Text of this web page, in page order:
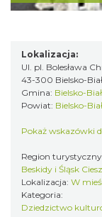
Lokalizacja:
Ul. pl. Bolesława
43-300 Bielsko-
Gmina: Bielsko-
Powiat: Bielsko-
Pokaż wskazówki
Region
Beskidy i Śląsk
Lokalizacja: W
Kategoria:
Dziedzictwo